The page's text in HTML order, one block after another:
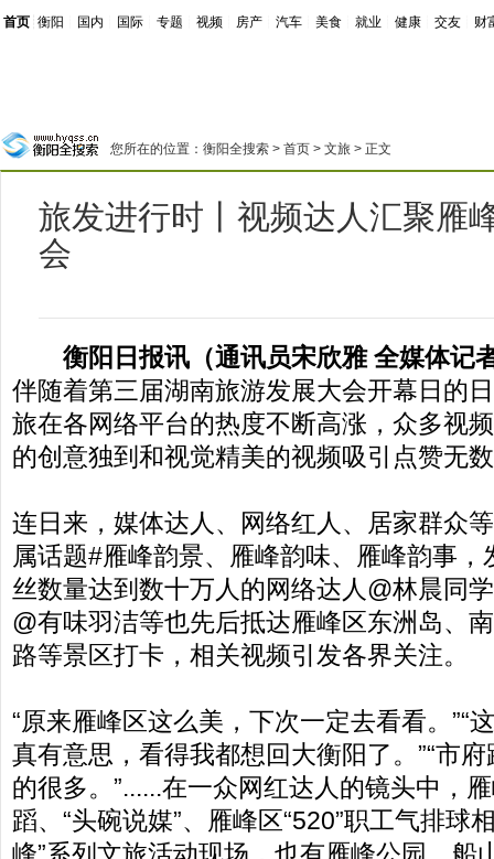
首页 衡阳 国内 国际 专题 视频 房产 汽车 美食 就业 健康 交友 财
您所在的位置： 衡阳全搜索 > 首页 > 文旅 > 正文
旅发进行时丨视频达人汇聚雁
会
衡阳日报讯（通讯员宋欣雅 全媒体记
伴随着第三届湖南旅游发展大会开幕日的
旅在各网络平台的热度不断高涨，众多视
的创意独到和视觉精美的视频吸引点赞无
连日来，媒体达人、网络红人、居家群众
属话题#雁峰韵景、雁峰韵味、雁峰韵事，
丝数量达到数十万人的网络达人@林晨同
@有味羽洁等也先后抵达雁峰区东洲岛、
路等景区打卡，相关视频引发各界关注。
“原来雁峰区这么美，下次一定去看看。”“
真有意思，看得我都想回大衡阳了。”“市
的很多。”......在一众网红达人的镜头中，
蹈、“头碗说媒”、雁峰区“520”职工气排球